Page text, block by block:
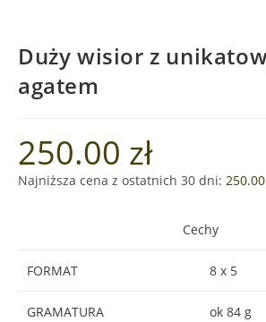
Duży wisior z
agatem
250.00 zł
Najniższa cena z ostatnich 30 dni: 250.00
Cechy
FORMAT 8 x 5
GRAMATURA ok 84 g